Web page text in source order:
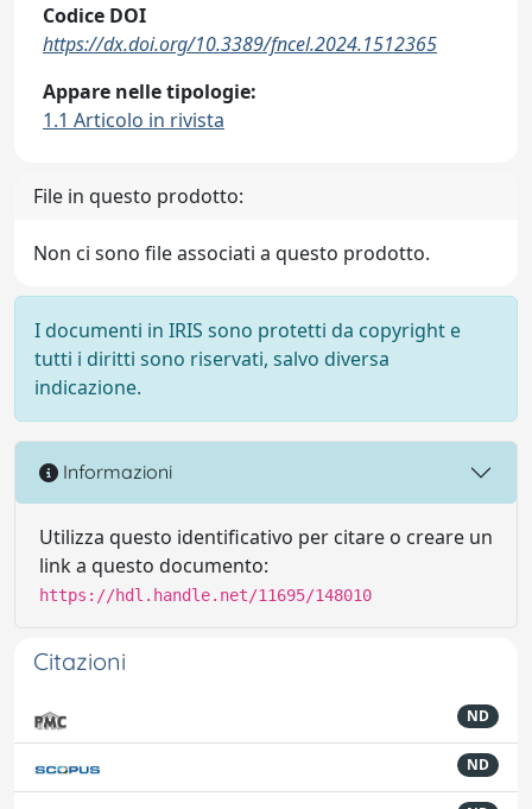
Codice DOI
https://dx.doi.org/10.3389/fncel.2024.1512365
Appare nelle tipologie:
1.1 Articolo in rivista
File in questo prodotto:
Non ci sono file associati a questo prodotto.
I documenti in IRIS sono protetti da copyright e
tutti i diritti sono riservati, salvo diversa
indicazione.
Informazioni
Utilizza questo identificativo per citare o creare un
link a questo documento:
https://hdl.handle.net/11695/148010
Citazioni
ND
ND